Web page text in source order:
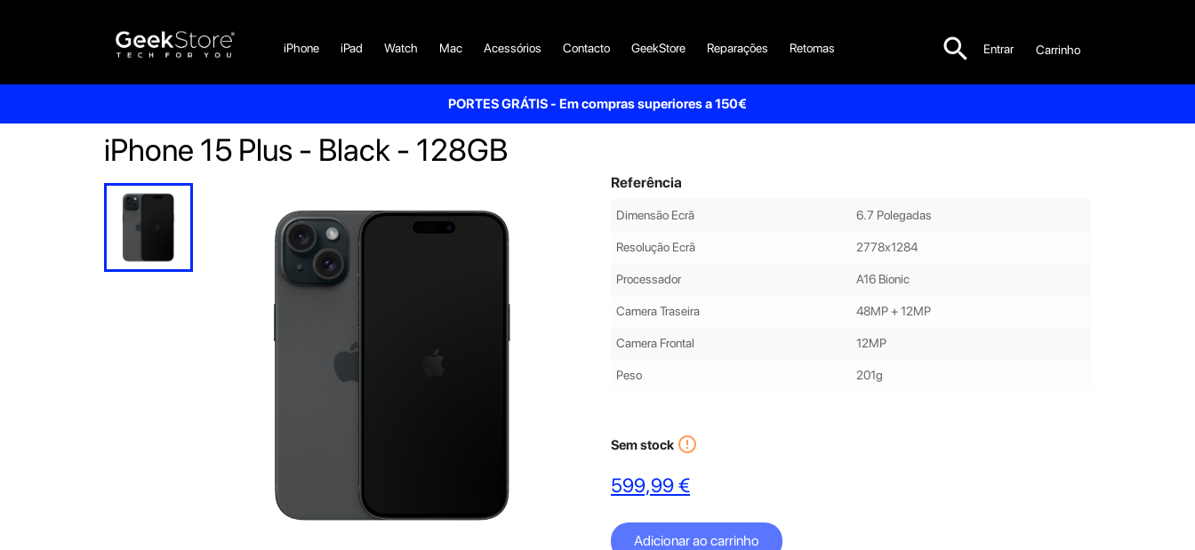
iPhone iPad Watch Mac Acessórios Contacto GeekStore Reparações Retomas  Entrar Carrinho
PORTES GRÁTIS - Em compras superiores a 150€
iPhone 15 Plus - Black - 128GB
Referência
Dimensão Ecrã 6.7 Polegadas
Resolução Ecrã 2778x1284
Processador A16 Bionic
Camera Traseira 48MP + 12MP
Camera Frontal 12MP
Peso 201g
Sem stock error_outline
599,99 €
Adicionar ao carrinho